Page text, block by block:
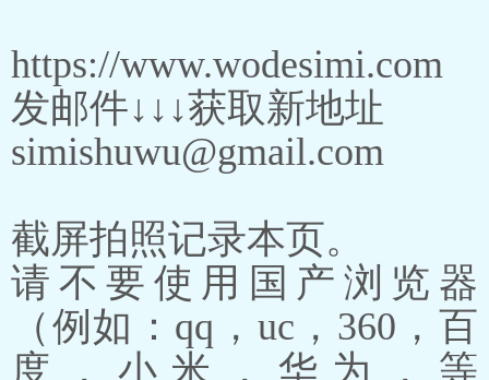
https://www.wodesimi.com
发邮件↓↓↓获取新地址
simishuwu@gmail.com
截屏拍照记录本页。
请不要使用国产浏览器
（例如：qq，uc，360，百
度，小米，华为，等